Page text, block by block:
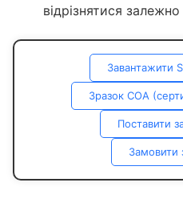
відрізнятися
Завантажити
Зразок COA
Поставити
Замовити